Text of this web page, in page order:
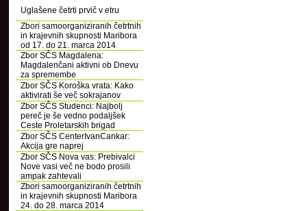
Uglašene četrti prvič v etru
Zbori samoorganiziranih četrtnih
in krajevnih skupnosti Maribora
od 17. do 21. marca 2014
Zbor SČS Magdalena:
Magdalenčani aktivni ob Dnevu
za spremembe
Zbor SČS Koroška vrata: Kako
aktivirati še več sokrajanov
Zbor SČS Studenci: Najbolj
pereč je še vedno podaljšek
Ceste Proletarskih brigad
Zbor SČS CenterIvanCankar:
Akcija gre naprej
Zbor SČS Nova vas: Prebivalci
Nove vasi več ne bodo prosili
ampak zahtevali
Zbori samoorganiziranih četrtnih
in krajevnih skupnosti Maribora
24. do 28. marca 2014